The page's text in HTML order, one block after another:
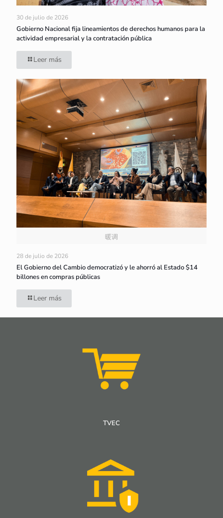
30 de julio de 2026
Gobierno Nacional fija lineamientos de derechos humanos para la
actividad empresarial y la contratación pública
Leer más
暖调
28 de julio de 2026
El Gobierno del Cambio democratizó y le ahorró al Estado $14
billones en compras públicas
Leer más
TVEC